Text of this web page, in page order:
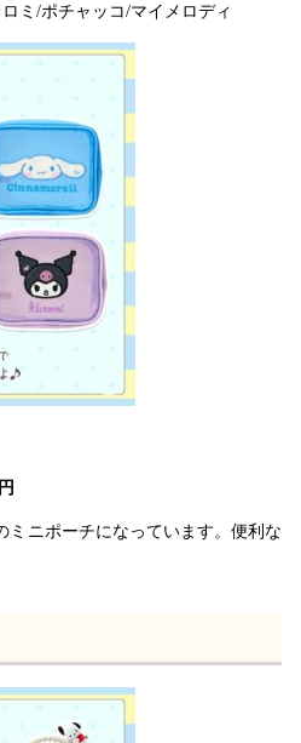
ミ/ポチャッコ/マイメロディ
ミニポーチになっています。便利な